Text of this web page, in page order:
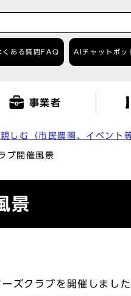
くある質問 FAQ AIチャットボッ
事業者
親しむ（市民農園、イベント
ブ開催風景
景
クラブを開催しました